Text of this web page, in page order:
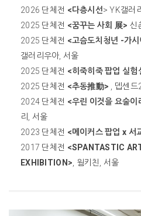
2026 단체전 <다층시선> YK갤러
2025 단체전 <꿈꾸는 사회 展> 신
2025 단체전 <고슴도치청년 -가
갤러리우아, 서울
2025 단체전 <히죽히죽 팝업 실험
2025 단체전 <추동推動> , 뎁센
2024 단체전 <우린 이것을 요술이
리, 서울
2023 단체전 <메이커스 팝업 x 서
2017 단체전 <SPANTASTIC
EXHIBITION> , 웜키친, 서울